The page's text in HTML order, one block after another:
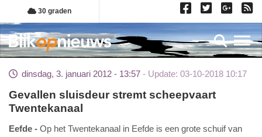
Overslaan
en
naar
de
gaan
30 graden
dinsdag, 3. januari 2012 - 13:57 Update: 03-10-2018 10:17
Gevallen sluisdeur stremt scheepvaart
Twentekanaal
Eefde
Op het Twentekanaal in Eefde is een grote schuif van